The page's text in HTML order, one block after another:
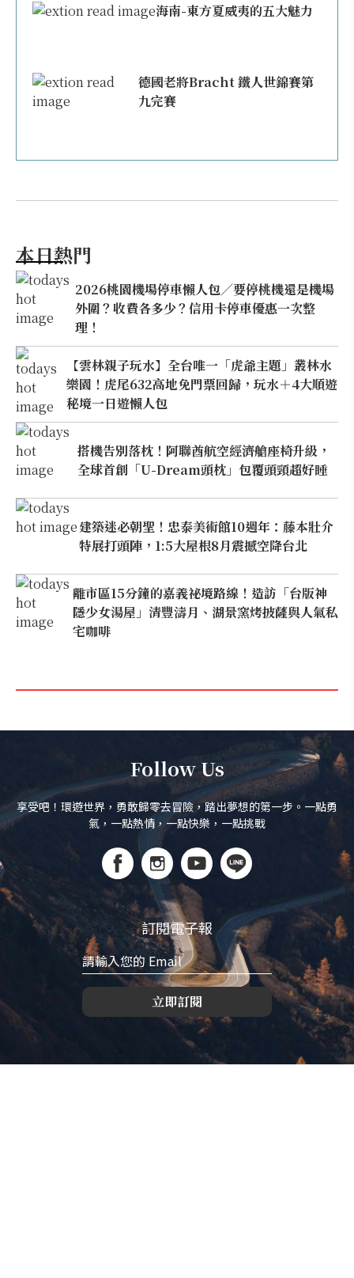
海南-東方夏威夷的五大魅力
德國老將Bracht 鐵人世錦賽第
九完賽
本日熱門
2026桃園機場停車懶人包／要停桃機還是機場
外圍？收費各多少？信用卡停車優惠一次整
理！
【雲林親子玩水】全台唯一「虎爺主題」叢林水
樂園！虎尾632高地免門票回歸，玩水＋4大順遊
秘境一日遊懶人包
搭機告別落枕！阿聯酋航空經濟艙座椅升級，
全球首創「U-Dream頭枕」包覆頭頸超好睡
建築迷必朝聖！忠泰美術館10週年：藤本壯介
特展打頭陣，1:5大屋根8月震撼空降台北
離市區15分鐘的嘉義祕境路線！造訪「台版神
隱少女湯屋」清豐濤月、湖景窯烤披薩與人氣私
宅咖啡
Follow Us
享受吧！環遊世界，勇敢歸零去冒險，踏出夢想的第一步。一點勇
氣，一點熱情，一點快樂，一點挑戰
訂閱電子報
立即訂閱